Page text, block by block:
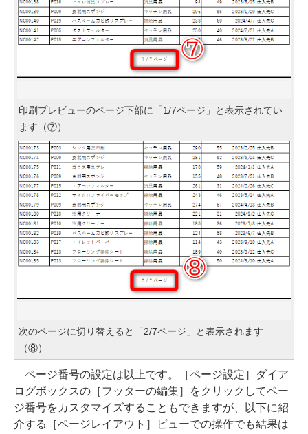
印刷プレビューのページ下部に「1/7ページ」と表示されてい
ます（⑦）
次のページに切り替えると「2/7ページ」と表示されます
（⑧）
ページ番号の設定は以上です。［ページ設定］ダイア
ログボックスの［フッターの編集］をクリックしてペー
ジ番号をカスタマイズすることもできますが、以下に紹
介する［ページレイアウト］ビューでの操作でも結果は